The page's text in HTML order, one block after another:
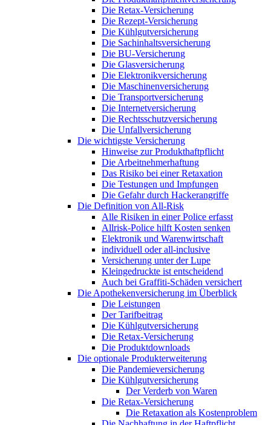
Die Retax-Versicherung
Die Rezept-Versicherung
Die Kühlgutversicherung
Die Sachinhaltsversicherung
Die BU-Versicherung
Die Glasversicherung
Die Elektronikversicherung
Die Maschinenversicherung
Die Transportversicherung
Die Internetversicherung
Die Rechtsschutzversicherung
Die Unfallversicherung
Die wichtigste Versicherung
Hinweise zur Produkthaftpflicht
Die Arbeitnehmerhaftung
Das Risiko bei einer Retaxation
Die Testungen und Impfungen
Die Gefahr durch Hackerangriffe
Die Definition von All-Risk
Alle Risiken in einer Police erfasst
Allrisk-Police hilft Kosten senken
Elektronik und Warenwirtschaft
individuell oder all-inclusive
Versicherung unter der Lupe
Kleingedruckte ist entscheidend
Auch bei Graffiti-Schäden versichert
Die Apothekenversicherung im Überblick
Die Leistungen
Der Tarifbeitrag
Die Kühlgutversicherung
Die Retax-Versicherung
Die Produktdownloads
Die optionale Produkterweiterung
Die Pandemieversicherung
Die Kühlgutversicherung
Der Verderb von Waren
Die Retax-Versicherung
Die Retaxation als Kostenproblem